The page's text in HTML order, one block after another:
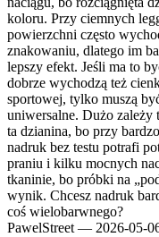
koloru. Przy ciemnych
powierzchni często
znakowaniu, dlatego im
lepszy efekt. Jeśli ma to
dobrze wychodzą też
sportowej, tylko muszą
uniwersalne. Dużo zależy
ta dzianina, bo przy
nadruk bez testu potrafi
praniu i kilku mocnych
tkaninie, bo próbki na
wynik. Chcesz nadruk
coś wielobarwnego?
PawelStreet — 2026-05-